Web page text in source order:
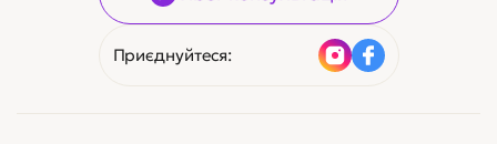
Приєднуйтеся: